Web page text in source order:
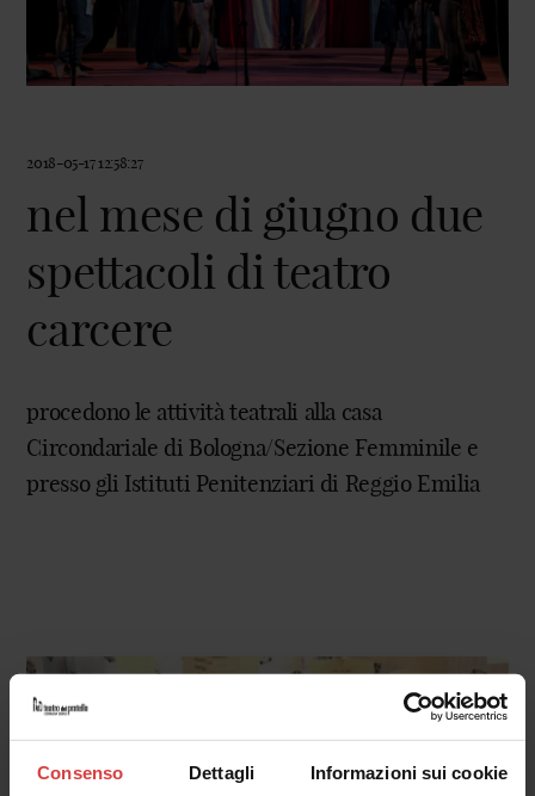
Consenso Dettagli Informazioni sui cookie
2018-05-17 12:58:27
nel mese di giugno due
spettacoli di teatro
carcere
procedono le attività teatrali alla casa
Circondariale di Bologna/Sezione Femminile e
presso gli Istituti Penitenziari di Reggio Emilia